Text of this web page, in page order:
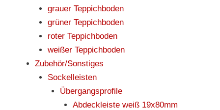
grauer Teppichboden
grüner Teppichboden
roter Teppichboden
weißer Teppichboden
Zubehör/Sonstiges
Sockelleisten
Übergangsprofile
Abdeckleiste weiß 19x80mm